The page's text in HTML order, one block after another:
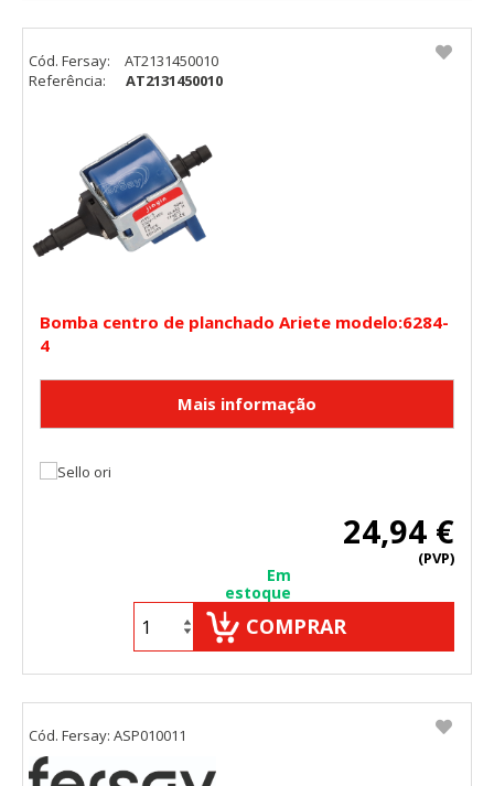
Bomba centro de planchado Ariete modelo:6284-
4
24,94 €
(PVP)
Em
estoque
COMPRAR
Cód. Fersay:
AT2131450010
Referência:
AT2131450010
Cód. Fersay: ASP010011